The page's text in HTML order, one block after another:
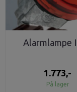
Alarmlampe
1.773,-
På lager